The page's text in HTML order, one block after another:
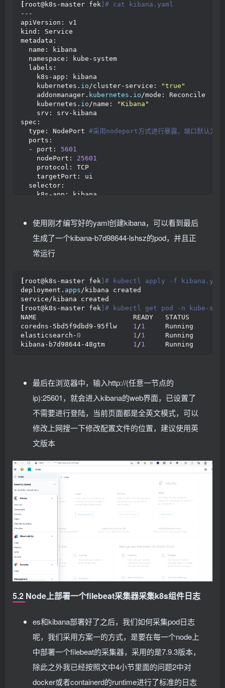
kind: ClusterRoleBinding
apiVersion: rbac.
metadata:
  namespace: kube-system
  name: elasticsearch-logging
  labels:
    k8s-app: elasticsearch-logging
    kubernetes.
    addonmanager.
kubernetes
subjects:
- kind: ServiceAccount
  name: elasticsearch-logging
  namespace: kube-system
  apiGroup:
roleRef:
  kind: ClusterRole
  name: elasticsearch-logging
  apiGroup:
""
# Elasticsearch deployment itself
apiVersion: apps/v1
kind: StatefulSet #使用statefulset创建Pod
  namespace: kube-system
#命名空间
    k8s-app: elasticsearch-logging
    kubernetes.
    addonmanager.
spec:
  serviceName: elasticsearch-logging
#与svc相关联
  replicas:
1 #副本数量,单节点
  selector:
    matchLabels:
      k8s-app: elasticsearch-logging
#和pod
  template:
    metadata:
      serviceAccountName: elasticsearch-logging
      containers:
      - image: docker.
/library/elasticsearch:
        name: elasticsearch-logging
# need more cpu upon initialization,
          limits:
            cpu: 1000m
          requests:
            cpu: 100m
            memory: 500Mi
        ports:
        - containerPort:
9200
          name: db
          protocol: TCP
        - containerPort:
9300
          name: transport
          protocol: TCP
        volumeMounts:
        - name: elasticsearch-logging
mountPath: /usr/share/elasticsearch/
        - name:
"NAMESPACE"
          valueFrom:
              fieldPath: metadata.
namespace
          value:
"single-node"
        - name: ES_JAVA_OPTS
#设置Java的内存参数，可以
          value:
"-Xms512m -Xmx2g"
      volumes:
        hostPath:
root@k8s-master fek ]# cat kibana.yaml
---
apiVersion: v1
kind: Service
metadata:
  name: kibana
  namespace: kube-system
  labels:
    k8s-app: kibana
    kubernetes.
io/cluster-service:
"true"
    addonmanager.
kubernetes . io/mode: Reconcile
    kubernetes.
io/name:
"Kibana"
    srv: srv-kibana
spec:
  type: NodePort
#采用nodeport方式进行暴露，端口默认为
  ports:
  - port:
5601
    nodePort:
25601
    protocol: TCP
    targetPort: ui
  selector:
    k8s-app: kibana
kind: Deployment
  name: kibana
  namespace: kube-system
  labels:
    kubernetes.
/cluster-service:
"true"
    addonmanager.
kubernetes. io /mode: Reconcile
    srv: srv-kibana
spec:
  replicas:
1
  selector:
    matchLabels:
      k8s-app: kibana
  template:
      annotations:
        seccomp.
security alpha .kubernetes.io
    spec:
      containers:
        image: docker.
io/kubeimages/kibana:7.9
        resources:
            cpu: 1000m
          requests:
            cpu: 100m
        env:
          - name: ELASTICSEARCH_HOSTS
            value: http
        - containerPort:
5601
          name: ui
          protocol: TCP
---
apiVersion: extensions/v1beta1
metadata:
  name: kibana
  namespace: kube-system
  rules:
    http:
      paths:
      - path: /
        backend:
          servicePort:
5601
使用刚才编写好的yaml创建kibana，可以看到最后
生成了一个kibana-b7d98644-lshsz的pod，并且正
常运行
root@k8s-master fek ]# kubectl apply -f kibana.yaml
deployment. apps/kibana created
service/kibana created
root@k8s-master fek ]# kubectl get pod -n kube-
NAME                        READY   STATUS
coredns-5bd5f9dbd9-95flw 1/1
elasticsearch-0 1/1
kibana-b7d98644-48gtm 1/1
最后在浏览器中，输入http://(任意一节点的
ip):25601，就会进入kibana的web界面，已设置了
不需要进行登陆，当前页面都是全英文模式，可以
修改上网搜一下修改配置文件的位置，建议使用英
文版本
5.2 Node上部署一个filebeat采集器采集k8s组件日志
es和kibana部署好了之后，我们如何采集pod日志
呢，我们采用方案一的方式，是要在每一个node上
中部署一个filebeat的采集器，采用的是7.9.3版本，
除此之外我已经按照文中4小节里面的问题2中对
docker或者containerd的runtime进行了标准的日志